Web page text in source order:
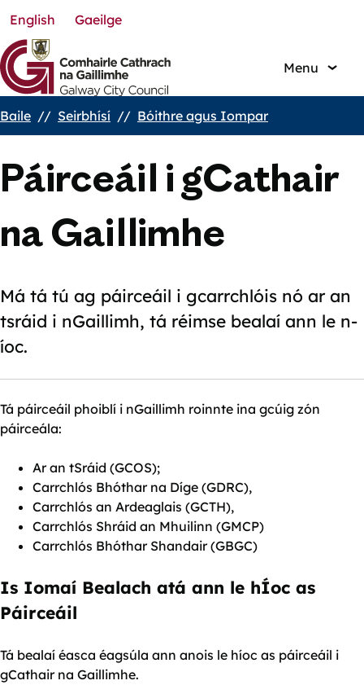
Skip
to
main
content
English Gaeilge
Menu
Breadcrumbs
Baile Seirbhísí Bóithre agus Iompar
Páirceáil i gCathair
na Gaillimhe
Má tá tú ag páirceáil i gcarrchlóis nó ar an
tsráid i nGaillimh, tá réimse bealaí ann le n-
íoc.
Tá páirceáil phoiblí i nGaillimh roinnte ina gcúig zón
páirceála:
Ar an tSráid (GCOS);
Carrchlós Bhóthar na Díge (GDRC),
Carrchlós an Ardeaglais (GCTH),
Carrchlós Shráid an Mhuilinn (GMCP)
Carrchlós Bhóthar Shandair (GBGC)
Is Iomaí Bealach atá ann le hÍoc as
Páirceáil
Tá bealaí éasca éagsúla ann anois le híoc as páirceáil i
gCathair na Gaillimhe.